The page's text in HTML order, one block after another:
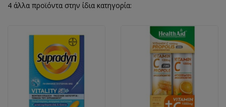
4 άλλα προϊόντα στην ίδια κατηγορία: